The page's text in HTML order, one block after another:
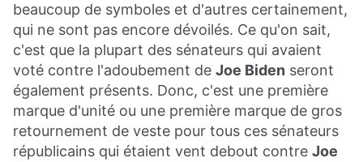
beaucoup de symboles et d'autres certainement,
qui ne sont pas encore dévoilés. Ce qu'on sait,
c'est que la plupart des sénateurs qui avaient
voté contre l'adoubement de Joe Biden seront
également présents. Donc, c'est une première
marque d'unité ou une première marque de gros
retournement de veste pour tous ces sénateurs
républicains qui étaient vent debout contre Joe